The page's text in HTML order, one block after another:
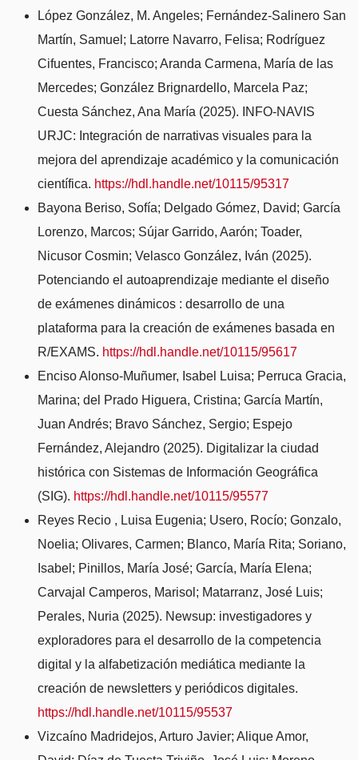
López González, M. Angeles; Fernández-Salinero San
Martín, Samuel; Latorre Navarro, Felisa; Rodríguez
Cifuentes, Francisco; Aranda Carmena, María de las
Mercedes; González Brignardello, Marcela Paz;
Cuesta Sánchez, Ana María (2025). INFO-NAVIS
URJC: Integración de narrativas visuales para la
mejora del aprendizaje académico y la comunicación
científica. https://hdl.handle.net/10115/95317
Bayona Beriso, Sofía; Delgado Gómez, David; García
Lorenzo, Marcos; Sújar Garrido, Aarón; Toader,
Nicusor Cosmin; Velasco González, Iván (2025).
Potenciando el autoaprendizaje mediante el diseño
de exámenes dinámicos : desarrollo de una
plataforma para la creación de exámenes basada en
R/EXAMS. https://hdl.handle.net/10115/95617
Enciso Alonso-Muñumer, Isabel Luisa; Perruca Gracia,
Marina; del Prado Higuera, Cristina; García Martín,
Juan Andrés; Bravo Sánchez, Sergio; Espejo
Fernández, Alejandro (2025). Digitalizar la ciudad
histórica con Sistemas de Información Geográfica
(SIG). https://hdl.handle.net/10115/95577
Reyes Recio , Luisa Eugenia; Usero, Rocío; Gonzalo,
Noelia; Olivares, Carmen; Blanco, María Rita; Soriano,
Isabel; Pinillos, María José; García, María Elena;
Carvajal Camperos, Marisol; Matarranz, José Luis;
Perales, Nuria (2025). Newsup: investigadores y
exploradores para el desarrollo de la competencia
digital y la alfabetización mediática mediante la
creación de newsletters y periódicos digitales.
https://hdl.handle.net/10115/95537
Vizcaíno Madridejos, Arturo Javier; Alique Amor,